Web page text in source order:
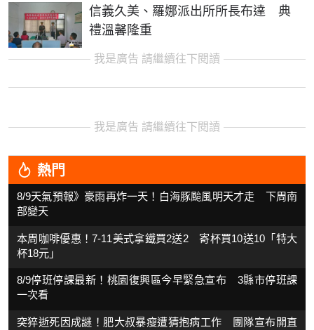
信義久美、羅娜派出所所長布達 典
禮溫馨隆重
我是廣告 請繼續往下閱讀
我是廣告 請繼續往下閱讀
熱門
8/9天氣預報》豪雨再炸一天！白海豚颱風明天才走 下周南
部變天
本周咖啡優惠！7-11美式拿鐵買2送2 寄杯買10送10「特大
杯18元」
8/9停班停課最新！桃園復興區今早緊急宣布 3縣市停班課
一次看
突猝逝死因成謎！肥大叔暴瘦遭猜抱病工作 團隊宣布開直